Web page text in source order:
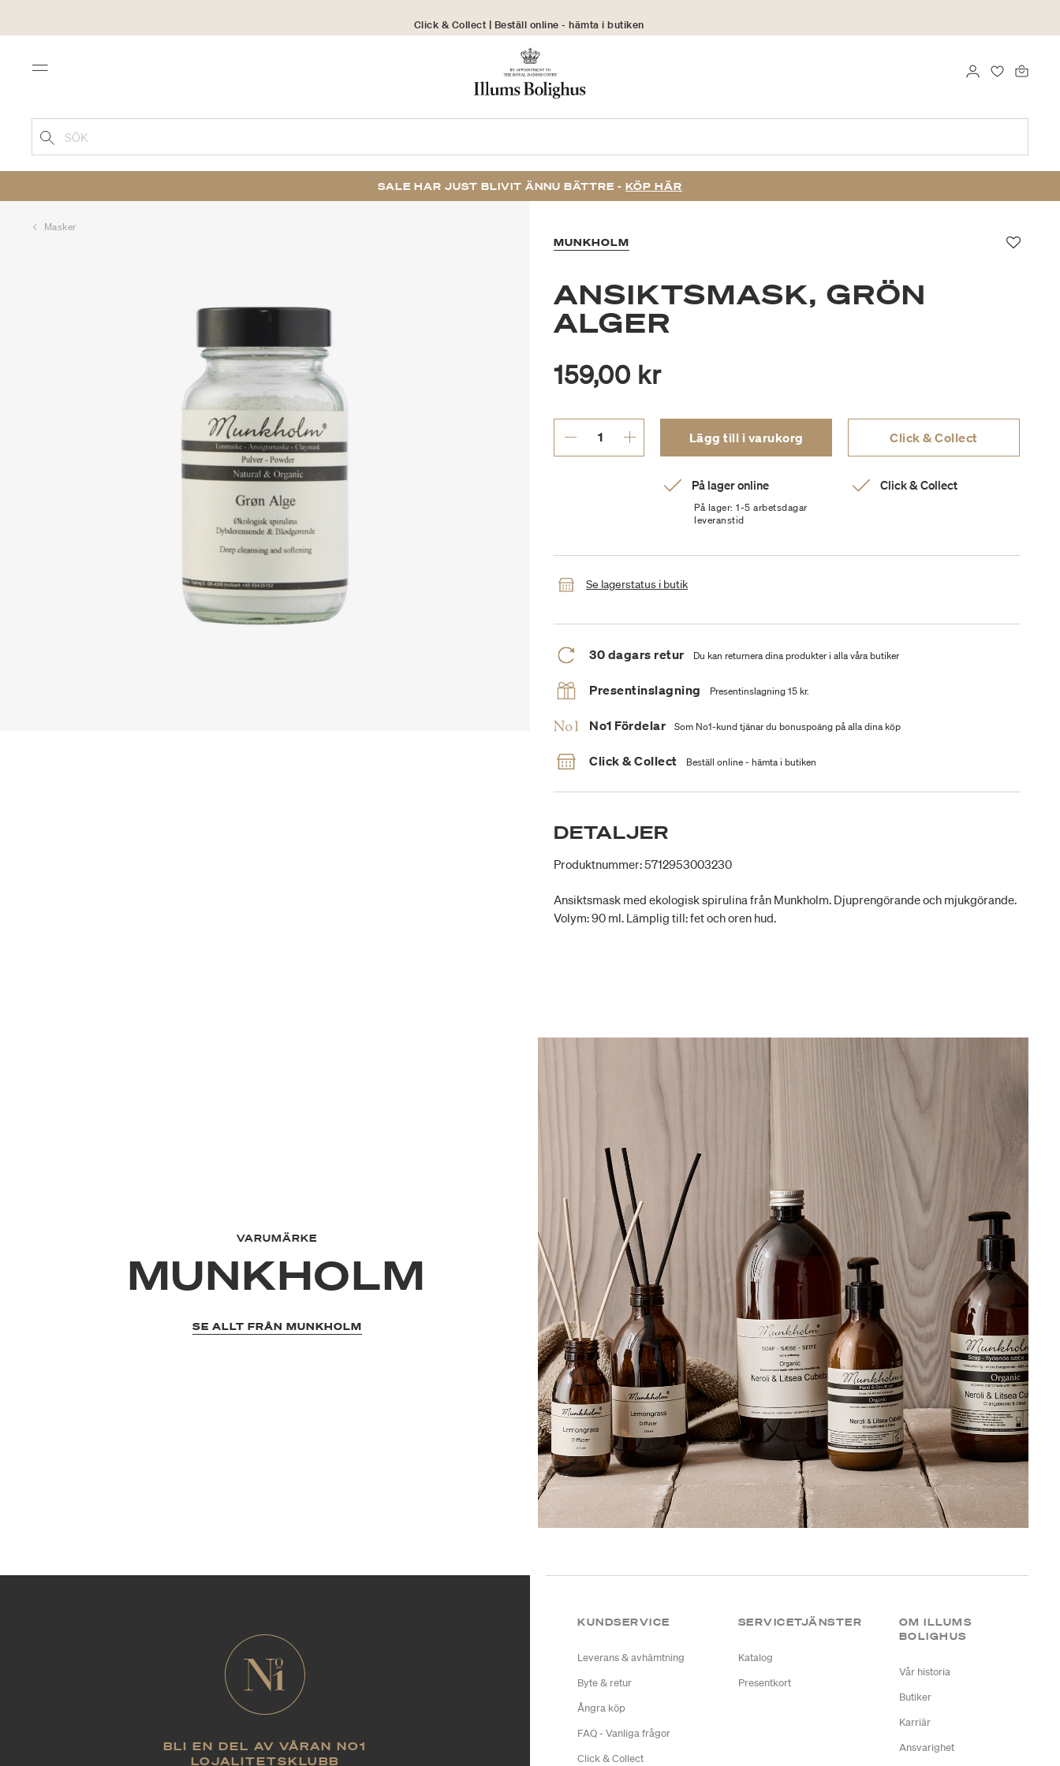
Click & Collect | Beställ online - hämta i butiken
30 dagars returrätt
Menu FAVORITER
LOGGA IN
SÖK
SALE HAR JUST BLIVIT ÄNNU BÄTTRE - KÖP HÄR
Masker
MUNKHOLM
ANSIKTSMASK, GRÖN
ALGER
159,00 kr
Lägg till i varukorg Click & Collect
På lager online
På lager: 1-5 arbetsdagar
leveranstid
Click & Collect
Se lagerstatus i butik
30 dagars retur Du kan returnera dina produkter i alla våra butiker
Presentinslagning Presentinslagning 15 kr.
No1 Fördelar Som No1-kund tjänar du bonuspoäng på alla dina köp
Click & Collect Beställ online - hämta i butiken
DETALJER
Produktnummer: 5712953003230
Ansiktsmask med ekologisk spirulina från Munkholm. Djuprengörande och mjukgörande.
Volym: 90 ml. Lämplig till: fet och oren hud.
VARUMÄRKE
MUNKHOLM
SE ALLT FRÅN MUNKHOLM
BLI EN DEL AV VÅRAN NO1
LOJALITETSKLUBB
KUNDSERVICE
Leverans & avhämtning
Byte & retur
Ångra köp
FAQ - Vanliga frågor
Click & Collect
SERVICETJÄNSTER
Katalog
Presentkort
OM ILLUMS
BOLIGHUS
Vår historia
Butiker
Karriär
Ansvarighet